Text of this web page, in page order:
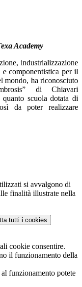
Academy
industrializzazione
e componentistica per il
mondo, ha riconosciuto
di Chiavari
scuola dotata di
da poter realizzare
si avvalgono di
finalità illustrate nella
tutti i cookies
cookie consentire.
il funzionamento della
funzionamento potete